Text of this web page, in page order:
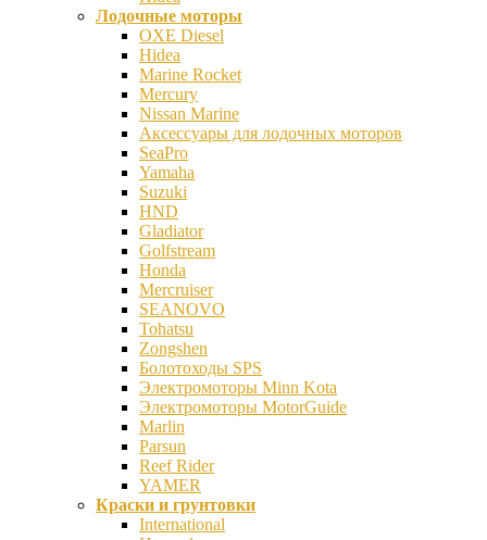
Лодочные моторы
OXE Diesel
Hidea
Marine Rocket
Mercury
Nissan Marine
Аксесcуары для лодочных моторов
SeaPro
Yamaha
Suzuki
HND
Gladiator
Golfstream
Honda
Mercruiser
SEANOVO
Tohatsu
Zongshen
Болотоходы SPS
Электромоторы Minn Kota
Электромоторы MotorGuide
Marlin
Parsun
Reef Rider
YAMER
Краски и грунтовки
International